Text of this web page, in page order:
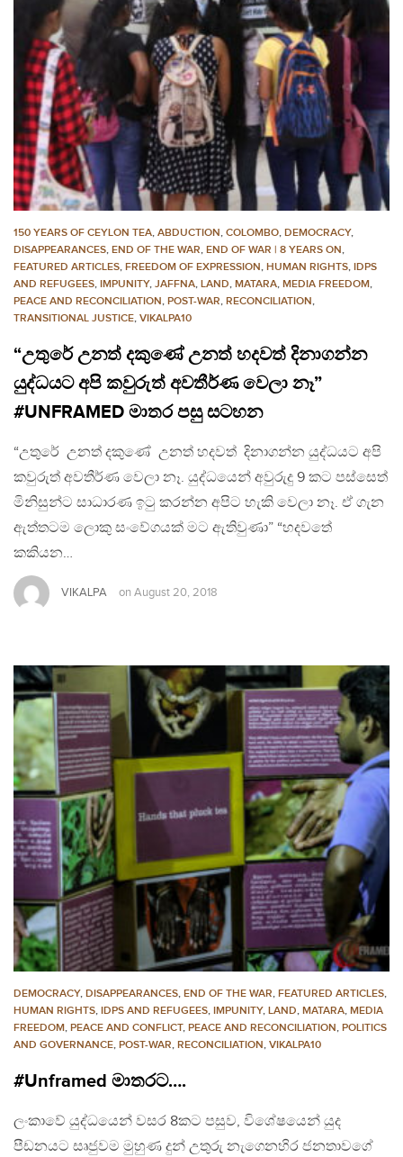
150 YEARS OF CEYLON TEA, ABDUCTION, COLOMBO, DEMOCRACY,
DISAPPEARANCES, END OF THE WAR, END OF WAR | 8 YEARS ON,
FEATURED ARTICLES, FREEDOM OF EXPRESSION, HUMAN RIGHTS, IDPS
AND REFUGEES, IMPUNITY, JAFFNA, LAND, MATARA, MEDIA FREEDOM,
PEACE AND RECONCILIATION, POST-WAR, RECONCILIATION,
TRANSITIONAL JUSTICE, VIKALPA10
“උතුරේ උනත් දකුණේ උනත් හදවත් දිනාගන්න
යුද්ධයට අපි කවුරුත් අවතීර්ණ වෙලා නෑ”
#UNFRAMED මාතර පසු සටහන
“උතුරේ උනත් දකුණේ උනත් හදවත් දිනාගන්න යුද්ධයට අපි
කවුරුත් අවතීර්ණ වෙලා නෑ. යුද්ධයෙන් අවුරුදු 9 කට පස්සෙත්
මිනිසුන්ට සාධාරණ ඉටු කරන්න අපිට හැකි වෙලා නෑ. ඒ ගැන
ඇත්තටම ලොකු සංවේගයක් මට ඇතිවුණා” “හදවතේ
කකියන…
VIKALPA on August 20, 2018
DEMOCRACY, DISAPPEARANCES, END OF THE WAR, FEATURED ARTICLES,
HUMAN RIGHTS, IDPS AND REFUGEES, IMPUNITY, LAND, MATARA, MEDIA
FREEDOM, PEACE AND CONFLICT, PEACE AND RECONCILIATION, POLITICS
AND GOVERNANCE, POST-WAR, RECONCILIATION, VIKALPA10
#Unframed මාතරට….
ලංකාවේ යුද්ධයෙන් වසර 8කට පසුව, විශේෂයෙන් යුද
පීඩනයට සෘජුවම මුහුණ දුන් උතුරු නැගෙනහිර ජනතාවගේ